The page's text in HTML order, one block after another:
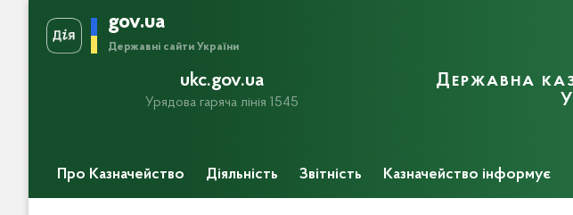
gov.ua
Державні сайти України
ukc.gov.ua
Урядова гаряча лінія 1545
Державна
Про Казначейство Діяльність Звітність Казначейство інформує